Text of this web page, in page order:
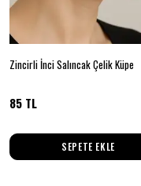
Zincirli İnci Salıncak Çelik Küpe
85 TL
SEPETE EKLE